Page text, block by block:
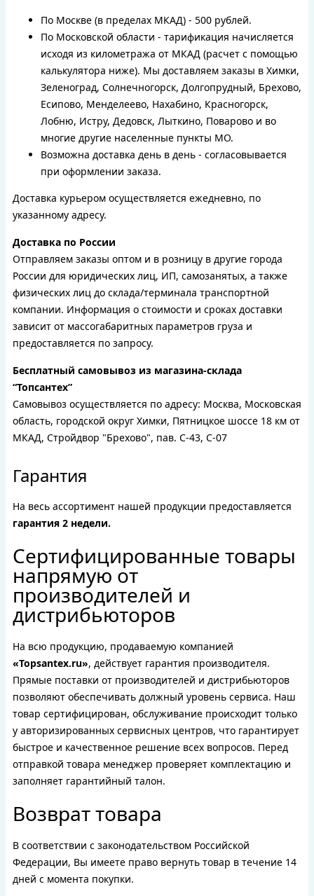
По Москве (в пределах МКАД) - 500 рублей.
По Московской области - тарификация начисляется
исходя из километража от МКАД (расчет с помощью
калькулятора ниже). Мы доставляем заказы в Химки,
Зеленоград, Солнечногорск, Долгопрудный, Брехово,
Есипово, Менделеево, Нахабино, Красногорск,
Лобню, Истру, Дедовск, Лыткино, Поварово и во
многие другие населенные пункты МО.
Возможна доставка день в день - согласовывается
при оформлении заказа.
Доставка курьером осуществляется ежедневно, по
указанному адресу.
Доставка по России
Отправляем заказы оптом и в розницу в другие города
России для юридических лиц, ИП, самозанятых, а также
физических лиц до склада/терминала транспортной
компании. Информация о стоимости и сроках доставки
зависит от массогабаритных параметров груза и
предоставляется по запросу.
Бесплатный самовывоз из магазина-склада
“Топсантех”
Самовывоз осуществляется по адресу: Москва, Московская
область, городской округ Химки, Пятницкое шоссе 18 км от
МКАД, Стройдвор "Брехово", пав. С-43, С-07
Гарантия
На весь ассортимент нашей продукции предоставляется
гарантия 2 недели.
Сертифицированные товары
напрямую от
производителей и
дистрибьюторов
На всю продукцию, продаваемую компанией
«Topsantex.ru», действует гарантия производителя.
Прямые поставки от производителей и дистрибьюторов
позволяют обеспечивать должный уровень сервиса. Наш
товар сертифицирован, обслуживание происходит только
у авторизированных сервисных центров, что гарантирует
быстрое и качественное решение всех вопросов. Перед
отправкой товара менеджер проверяет комплектацию и
заполняет гарантийный талон.
Возврат товара
В соответствии с законодательством Российской
Федерации, Вы имеете право вернуть товар в течение 14
дней с момента покупки.